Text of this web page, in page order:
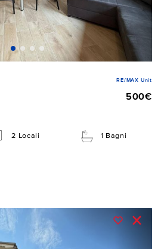
RE/MAX Unit
500€
2 Locali 1 Bagni